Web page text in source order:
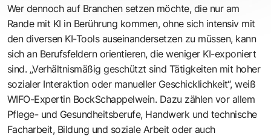
Wer dennoch auf Branchen setzen möchte, die nur am
Rande mit KI in Berührung kommen, ohne sich intensiv mit
den diversen KI-Tools auseinandersetzen zu müssen, kann
sich an Berufsfeldern orientieren, die weniger KI-exponiert
sind. „Verhältnismäßig geschützt sind Tätigkeiten mit hoher
sozialer Interaktion oder manueller Geschicklichkeit“, weiß
WIFO-Expertin BockSchappelwein. Dazu zählen vor allem
Pflege- und Gesundheitsberufe, Handwerk und technische
Facharbeit, Bildung und soziale Arbeit oder auch